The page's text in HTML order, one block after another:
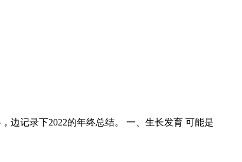
边记录下2022的年终总结。 一、生长发育 可能是